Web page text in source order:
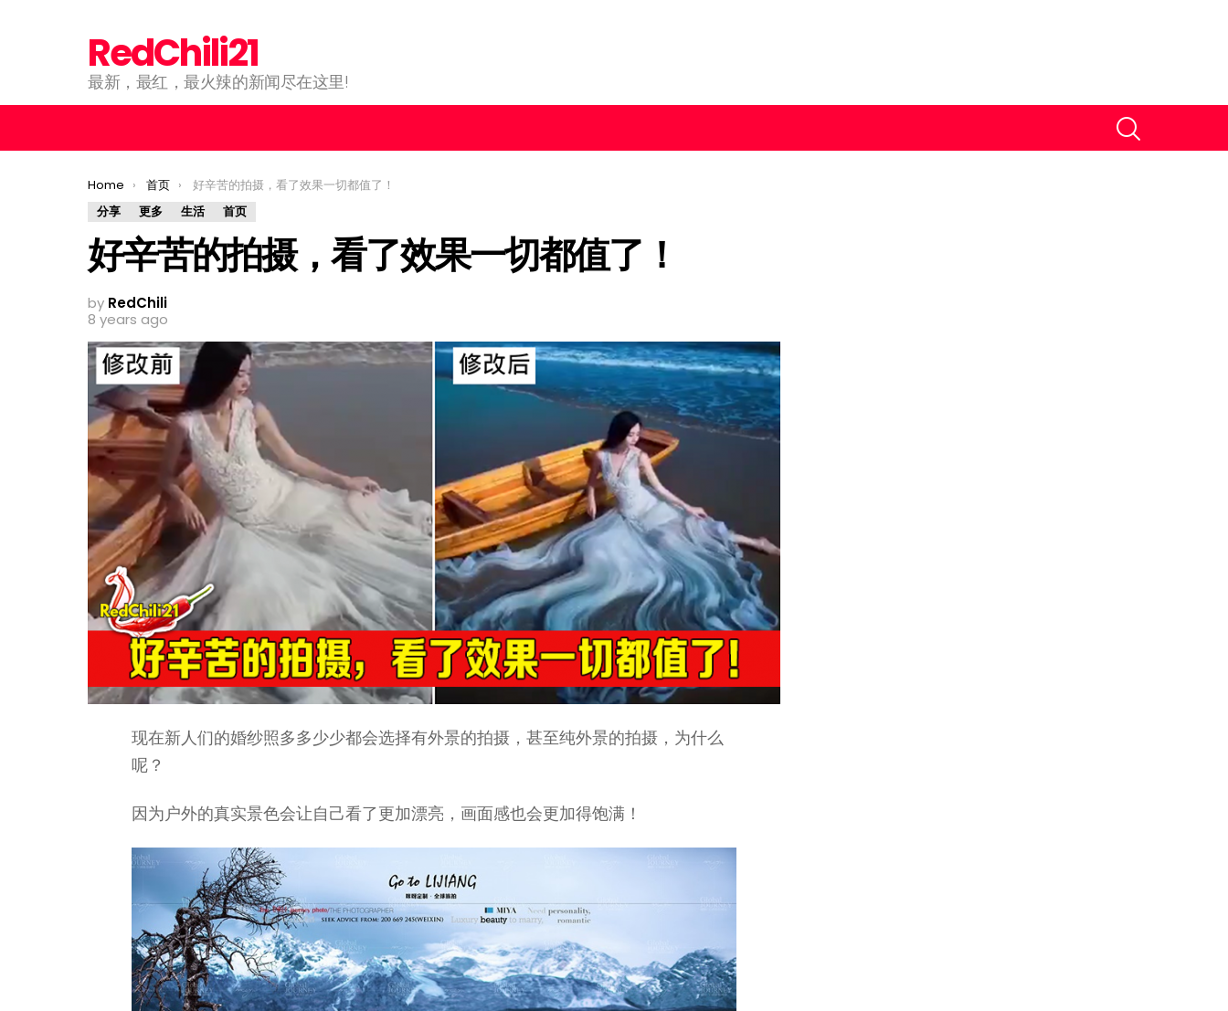
RedChili21
最新，最红，最火辣的新闻尽在这里!
You are here:
Home 首页
好辛苦的拍摄，看了效果一切都值了！
分享
更多 生活 首页
好辛苦的拍摄，看了效果一切都值了！
by RedChili
8 years ago
现在新人们的婚纱照多多少少都会选择有外景的拍摄，甚至纯外景的拍摄，为什么
呢？
因为户外的真实景色会让自己看了更加漂亮，画面感也会更加得饱满！